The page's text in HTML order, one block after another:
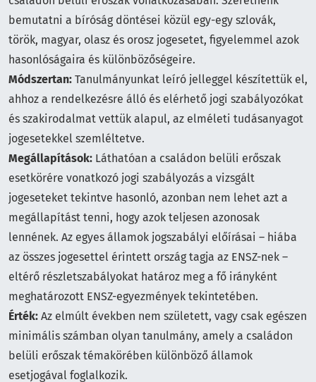
bemutatni a bíróság döntései közül egy-egy szlovák,
török, magyar, olasz és orosz jogesetet, figyelemmel azok
hasonlóságaira és különbözőségeire.
Módszertan: Tanulmányunkat leíró jelleggel készítettük el,
ahhoz a rendelkezésre álló és elérhető jogi szabályozókat
és szakirodalmat vettük alapul, az elméleti tudásanyagot
jogesetekkel szemléltetve.
Megállapítások: Láthatóan a családon belüli erőszak
esetkörére vonatkozó jogi szabályozás a vizsgált
jogeseteket tekintve hasonló, azonban nem lehet azt a
megállapítást tenni, hogy azok teljesen azonosak
lennének. Az egyes államok jogszabályi előírásai – hiába
az összes jogesettel érintett ország tagja az ENSZ-nek –
eltérő részletszabályokat határoz meg a fő irányként
meghatározott ENSZ-egyezmények tekintetében.
Érték: Az elmúlt években nem született, vagy csak egészen
minimális számban olyan tanulmány, amely a családon
belüli erőszak témakörében különböző államok
esetjogával foglalkozik.